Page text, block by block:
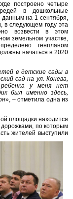
построено четыре
в дошкольные
данным на 1 сентября,
в следующем году эта
возвести в этом
земельном участке,
генпланом
начаться в 2020
в детские сады в
сад на ул. Конева,
у меня нет
был именно здесь,
», – отметила одна из
площадки находится
по которым
жителей выступили